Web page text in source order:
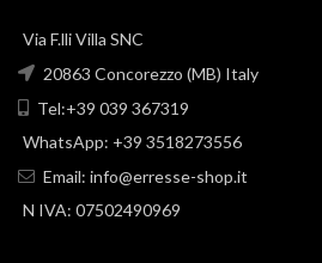
Via F.lli Villa SNC
20863 Concorezzo (MB) Italy
Tel:+39 039 367319
WhatsApp: +39 3518273556
Email: info@erresse-shop.it
N IVA: 07502490969